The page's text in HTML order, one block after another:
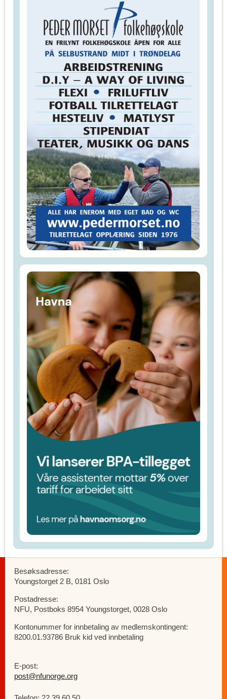
Besøksadresse:
Youngstorget 2 B, 0181 Oslo
Postadresse:
NFU, Postboks 8954 Youngstorget, 0028 Oslo
Kontonummer for innbetaling av medlemskontingent:
8200.01.93786 Bruk kid ved innbetaling
E-post:
post@nfunorge.org